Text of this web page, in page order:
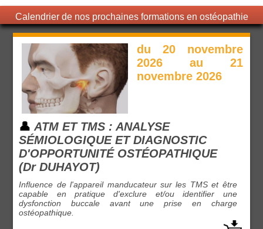
Calendrier de nos prochaines formations en ostéopathie
du 20 novembre
2026 au 21
novembre 2026
👤 ATM ET TMS : ANALYSE
SÉMIOLOGIQUE ET DIAGNOSTIC
D'OPPORTUNITÉ OSTÉOPATHIQUE
(Dr DUHAYOT)
Influence de l'appareil manducateur sur les TMS et être
capable en pratique d'exclure et/ou identifier une
dysfonction buccale avant une prise en charge
ostéopathique.